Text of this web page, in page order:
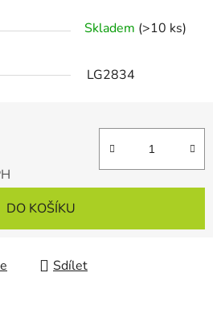
Skladem (>10 ks)
LG2834
DO KOŠÍKU
Sdílet